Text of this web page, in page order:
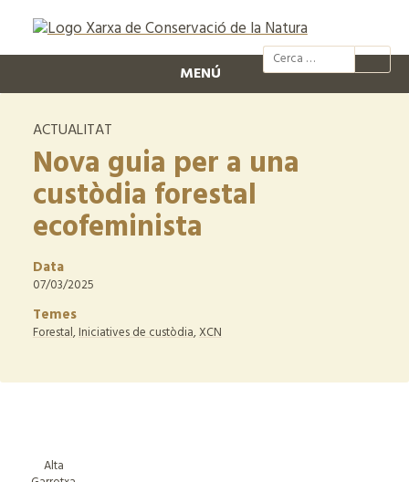
@xcn.cat
MENÚ
ACTUALITAT
Nova guia per a una
custòdia forestal
ecofeminista
Data
07/03/2025
Temes
Forestal,Iniciatives de custòdia,XCN
Alta